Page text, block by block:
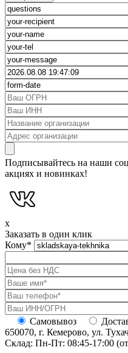
Подписывайтесь на наши
акциях и новинках!
x
Заказать в один клик
Кому*
Самовывоз
650070, г. Кемерово, ул.
Склад: Пн-Пт: 08:45-17:00